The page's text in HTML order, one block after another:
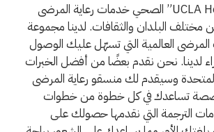
يقدم نظام “UCLA Health” الصحي خدمات رعاية المرضى
مختلف البلدان والثقافات. لدينا مجموعة
العالمية التي تسهّل عليك الوصول
لدينا. نحن نقدم بعضًا من أفضل الخبرات
المتحدة وسيقدم لك منسقو رعاية المرضى
تساعدك في كل خطوة من خطوات
الترجمة التي نقدمها حصولك على